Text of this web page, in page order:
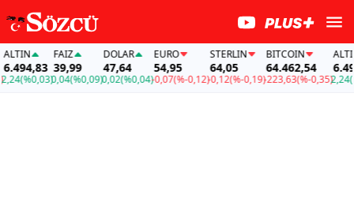
FAİZ
39,99
0,04(%0,09)
DOLAR
47,64
0,02(%0,04)
EURO
54,95
-0,07(%-0,12)
STERLIN
64,05
-0,12(%-0,19)
BITCOIN
64.462,54
-223,63(%-0,35)
ALTIN
6.494,83
2,24(%0,03)